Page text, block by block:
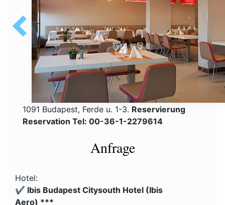
1091 Budapest, Ferde u. 1-3. Reservierung
Reservation Tel: 00-36-1-2279614
Anfrage
Hotel:
✔️ Ibis Budapest Citysouth Hotel (Ibis
Aero) ***